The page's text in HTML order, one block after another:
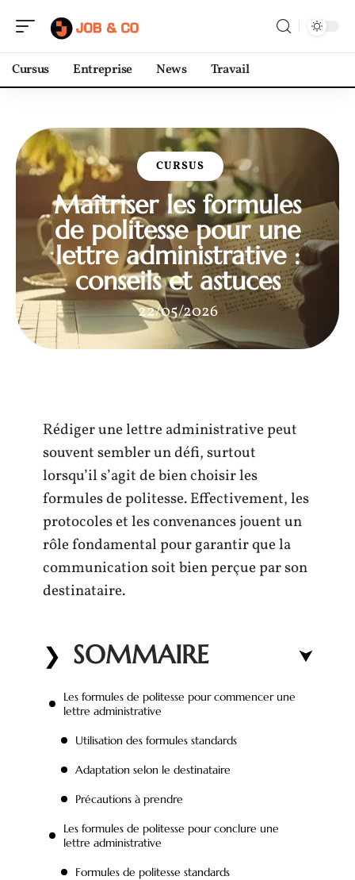
Cursus Entreprise News Travail
CURSUS
Maîtriser les formules
de politesse pour une
lettre administrative :
conseils et astuces
22/05/2026
Rédiger une lettre administrative peut
souvent sembler un défi, surtout
lorsqu’il s’agit de bien choisir les
formules de politesse. Effectivement, les
protocoles et les convenances jouent un
rôle fondamental pour garantir que la
communication soit bien perçue par son
destinataire.
SOMMAIRE
Les formules de politesse pour commencer une
lettre administrative
Utilisation des formules standards
Adaptation selon le destinataire
Précautions à prendre
Les formules de politesse pour conclure une
lettre administrative
Formules de politesse standards